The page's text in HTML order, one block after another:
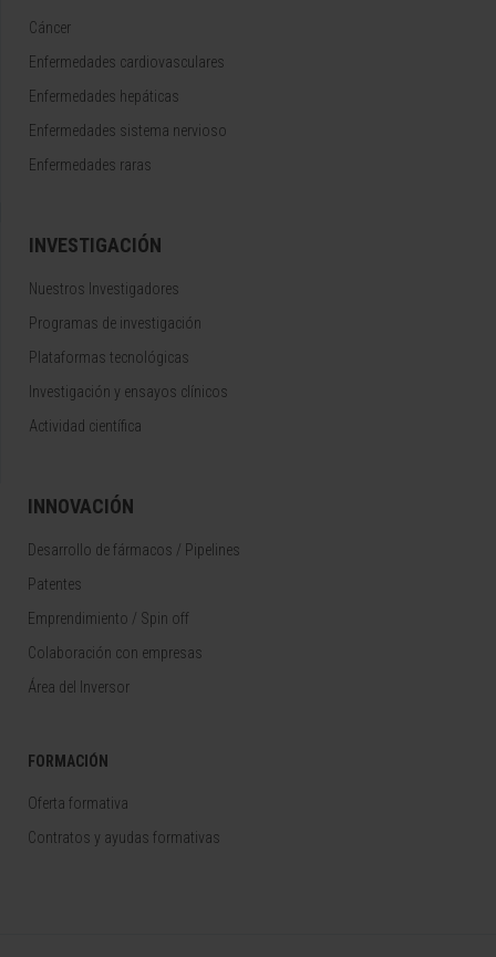
Cáncer
Enfermedades cardiovasculares
Enfermedades hepáticas
Enfermedades sistema nervioso
Enfermedades raras
INVESTIGACIÓN
Nuestros Investigadores
Programas de investigación
Plataformas tecnológicas
Investigación y ensayos clínicos
Actividad científica
INNOVACIÓN
Desarrollo de fármacos / Pipelines
Patentes
Emprendimiento / Spin off
Colaboración con empresas
Área del Inversor
FORMACIÓN
Oferta formativa
Contratos y ayudas formativas